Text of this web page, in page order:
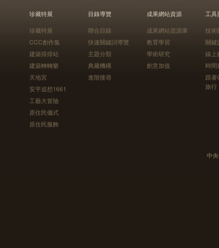
珍藏特展
珍藏特展
CCC創作集
建築排排站
建築轉轉樂
天地宮
安平追想1661
工藝大冒險
原住民儀式
原住民服飾
目錄導覽
聯合目錄
快速關鍵詞導覽
主題分類
典藏機構
進階搜尋
成果網站資源
成果網站資源庫
教育學習
學術研究
創意加值
工具
技術
關鍵
線上
時間
跟
旅行
中